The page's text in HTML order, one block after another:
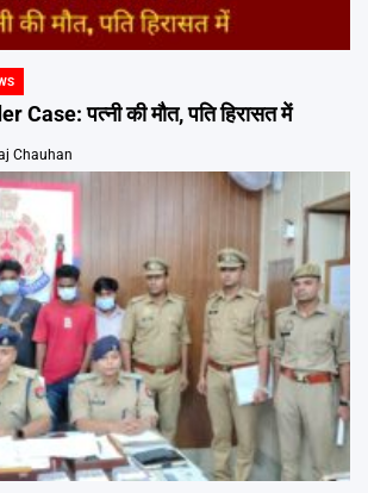
पत्नी की मौत, पति हिरासत में
Chauhan